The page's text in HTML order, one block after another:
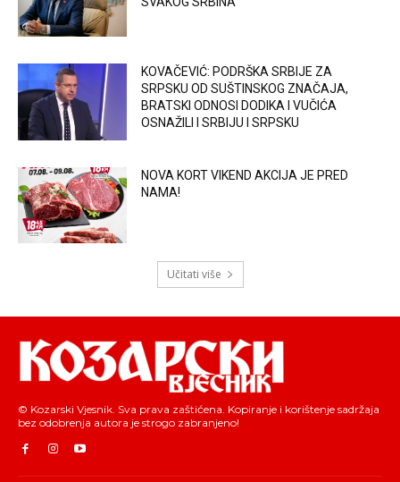
KOVAČEVIĆ: PODRŠKA SRBIJE ZA
SRPSKU OD SUŠTINSKOG ZNAČAJA,
BRATSKI ODNOSI DODIKA I VUČIĆA
OSNAŽILI I SRBIJU I SRPSKU
NOVA KORT VIKEND AKCIJA JE PRED
NAMA!
Učitati više
© Kozarski Vjesnik. Sva prava zaštićena. Kopiranje i korištenje sadržaja
bez odobrenja autora je strogo zabranjeno!